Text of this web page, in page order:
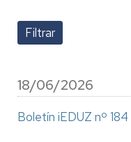
18/06/2026
Boletín iEDUZ nº 184